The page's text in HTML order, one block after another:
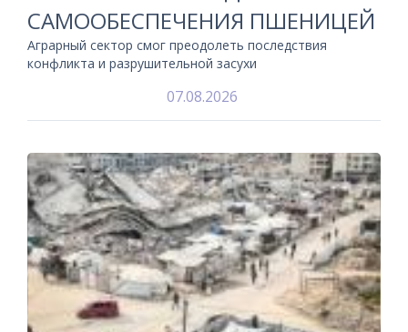
САМООБЕСПЕЧЕНИЯ ПШЕНИЦЕЙ
Аграрный сектор смог преодолеть последствия
конфликта и разрушительной засухи
07.08.2026